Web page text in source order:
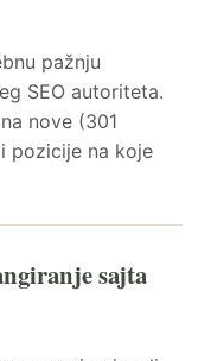
pažnju
SEO autoriteta.
nove (301
pozicije na koje
sajta